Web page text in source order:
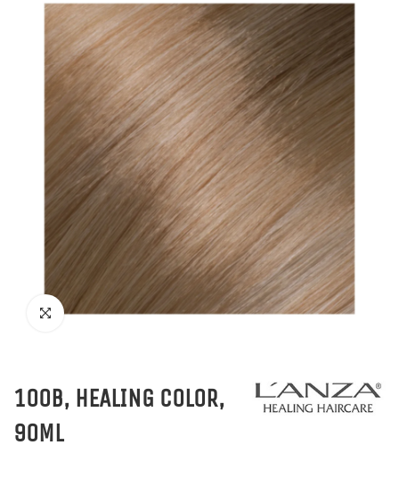
100B, HEALING COLOR,
90ML